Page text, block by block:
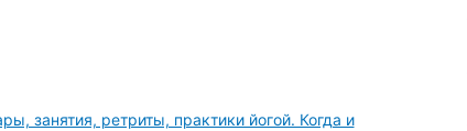
занятия, ретриты, практики йогой. Когда и